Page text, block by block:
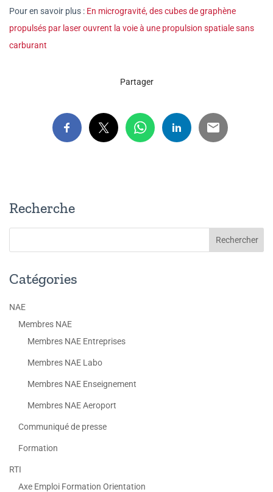
Pour en savoir plus : En microgravité, des cubes de graphène
propulsés par laser ouvrent la voie à une propulsion spatiale sans
carburant
Partager
Recherche
Catégories
NAE
Membres NAE
Membres NAE Entreprises
Membres NAE Labo
Membres NAE Enseignement
Membres NAE Aeroport
Communiqué de presse
Formation
RTI
Axe Emploi Formation Orientation